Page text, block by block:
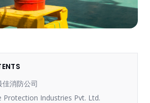
消防公司
Protection Industries Pvt. Ltd.